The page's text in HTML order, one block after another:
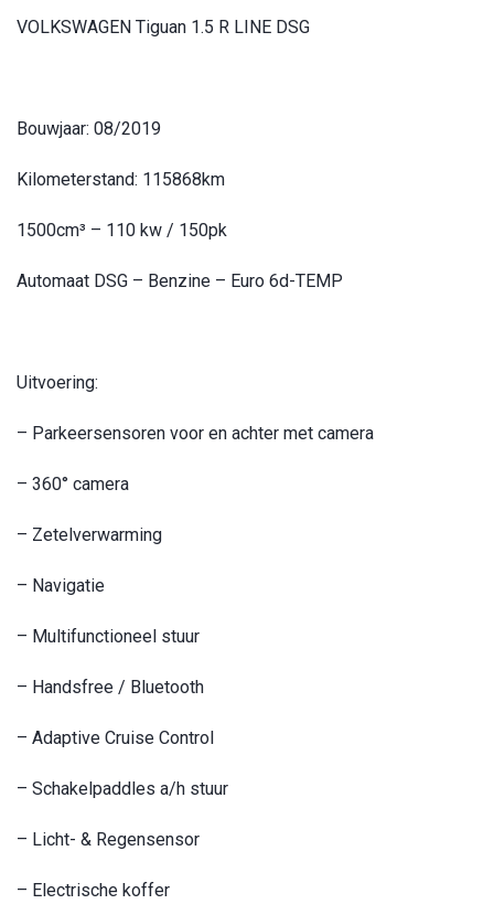
VOLKSWAGEN Tiguan 1.5 R LINE DSG
Bouwjaar: 08/2019
Kilometerstand: 115868km
1500cm³ – 110 kw / 150pk
Automaat DSG – Benzine – Euro 6d-TEMP
Uitvoering:
– Parkeersensoren voor en achter met camera
– 360° camera
– Zetelverwarming
– Navigatie
– Multifunctioneel stuur
– Handsfree / Bluetooth
– Adaptive Cruise Control
– Schakelpaddles a/h stuur
– Licht- & Regensensor
– Electrische koffer